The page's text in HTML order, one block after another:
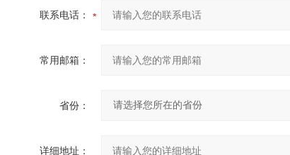
联系电话：
常用邮箱：
省份：
详细地址：